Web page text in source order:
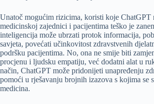
Unatoč mogućim rizicima, koristi koje ChatGPT
medicinskoj zajednici i pacijentima teško je
inteligencija može ubrzati protok informacija,
savjeta, povećati učinkovitost zdravstvenih
podršku pacijentima. No, ona ne smije biti
procjenu i ljudsku empatiju, već dodatni alat u
način, ChatGPT može pridonijeti unapređenju
pomoći u rješavanju brojnih izazova s kojima se
medicina.